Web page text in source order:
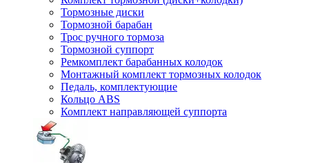
Тормозные диски
Тормозной барабан
Трос ручного тормоза
Тормозной суппорт
Ремкомплект барабанных колодок
Монтажный комплект тормозных колодок
Педаль, комплектующие
Кольцо ABS
Комплект направляющей суппорта